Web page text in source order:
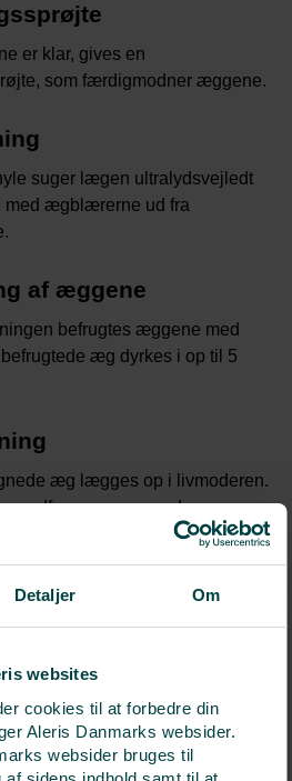
Detaljer Om
websites
cookies til at forbedre din
Aleris Danmarks websider.
websider bruges til
er klar, gives en
som færdigmodner æggene.
suger lægen ultralydsvejledt
ægblærerne ud fra
af æggene
befrugtes æggene med
æg dyrkes i op til 5
æg lægges op i livmoderen.
nedfryses og anvendes senere.
ægudtagningen skal du have
i form af en blodprøve.
positiv, foretager vi en
ca. 3 uger efter.